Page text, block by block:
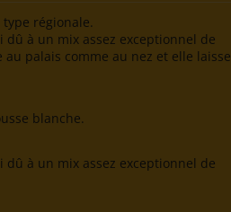
régionale.
dû à un mix assez exceptionnel de
palais comme au nez et elle laisse
blanche.
dû à un mix assez exceptionnel de